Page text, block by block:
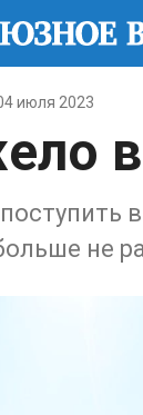
июля 2023
не